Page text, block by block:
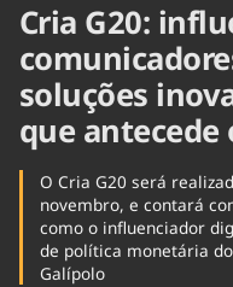
Cria G20:
soluções
que antecede
O Cria G20 será
novembro, e contará
como o influenciador
de política monetária
Galípolo